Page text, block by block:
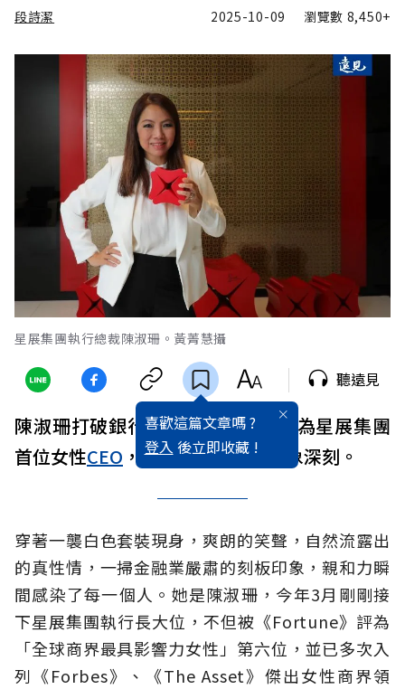
段詩潔 2025-10-09 瀏覽數 8,450+
星展集團執行總裁陳淑珊。黃菁慧攝
喜歡這篇文章嗎 ?
登入 後立即收藏 !
聽遠見
陳淑珊打破銀行業高層天花板，成為星展集團
首位女性CEO ，她的故事也令人印象深刻。
穿著一襲白色套裝現身，爽朗的笑聲，自然流露出
的真性情，一掃金融業嚴肅的刻板印象，親和力瞬
間感染了每一個人。她是陳淑珊，今年3月剛剛接
下星展集團執行長大位，不但被《Fortune》評為
「全球商界最具影響力女性」第六位，並已多次入
列《Forbes》、《The Asset》傑出女性商界領